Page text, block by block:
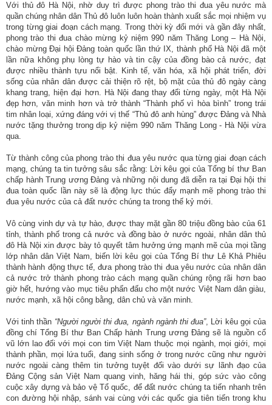
Hợp
tác
đào
tạo
Các
dự
án,
đề
tài
Tiếp
cận
thông
tin
Tìm
kiếm
Đăng
nhập
Với thủ đô Hà Nội, nhờ duy trì được phong trào thi đua yêu nước mà
quần chúng nhân dân Thủ đô luôn luôn hoàn thành xuất sắc mọi nhiệm vụ
trong từng giai đoạn cách mạng. Trong thời kỳ đổi mới và gần đây nhất,
phong trào thi đua chào mừng kỷ niệm 990 năm Thăng Long – Hà Nội,
chào mừng Đại hội Đảng toàn quốc lần thứ IX, thành phố Hà Nội đã một
lần nữa không phụ lòng tự hào và tin cậy của đồng bào cả nước, đạt
được nhiều thành tựu nổi bật. Kinh tế, văn hóa, xã hội phát triển, đời
sống của nhân dân được cải thiện rõ rệt, bộ mặt của thủ đô ngày càng
khang trang, hiện đại hơn. Hà Nội đang thay đổi từng ngày, một Hà Nội
đẹp hơn, văn minh hơn và trở thành “Thành phố vì hòa bình” trong trái
tim nhân loại, xứng đáng với vị thế “Thủ đô anh hùng” được Đảng và Nhà
nước tặng thưởng trong dịp kỷ niệm 990 năm Thăng Long - Hà Nội vừa
qua.
Từ thành công của phong trào thi đua yêu nước qua từng giai đoạn cách
mạng, chúng ta tin tưởng sâu sắc rằng: Lời kêu gọi của Tổng bí thư Ban
chấp hành Trung ương Đảng và những nội dung đã diễn ra tại Đại hội thi
đua toàn quốc lần này sẽ là động lực thúc đẩy mạnh mẽ phong trào thi
đua yêu nước của cả đất nước chúng ta trong thế kỷ mới.
Vô cùng vinh dự và tự hào, được thay mặt gần 80 triệu đồng bào của 61
tỉnh, thành phố trong cả nước và đồng bào ở nước ngoài, nhân dân thủ
đô Hà Nội xin được bày tỏ quyết tâm hưởng ứng mạnh mẽ của mọi tầng
lớp nhân dân Việt Nam, biến lời kêu gọi của Tổng Bí thư Lê Khả Phiêu
thành hành động thực tế, đưa phong trào thi đua yêu nước của nhân dân
cả nước trở thành phong trào cách mạng quần chúng rộng rãi hơn bao
giờ hết, hướng vào mục tiêu phấn đấu cho một nước Việt Nam dân giàu,
nước mạnh, xã hội công bằng, dân chủ và văn minh.
Với tinh thần “Người người thi đua, ngành ngành thi đua”, Lời kêu gọi của
đồng chí Tổng Bí thư Ban Chấp hành Trung ương Đảng sẽ là nguồn cổ
vũ lớn lao đối với mọi con tim Việt Nam thuộc mọi ngành, mọi giới, mọi
thành phần, mọi lứa tuổi, đang sinh sống ở trong nước cũng như người
nước ngoài càng thêm tin tưởng tuyệt đối vào dưới sự lãnh đạo của
Đảng Cộng sản Việt Nam quang vinh, hăng hái thi, góp sức vào công
cuộc xây dựng và bảo vệ Tổ quốc, để đất nước chúng ta tiến nhanh trên
con đường hội nhập, sánh vai cùng với các quốc gia tiên tiến trong khu